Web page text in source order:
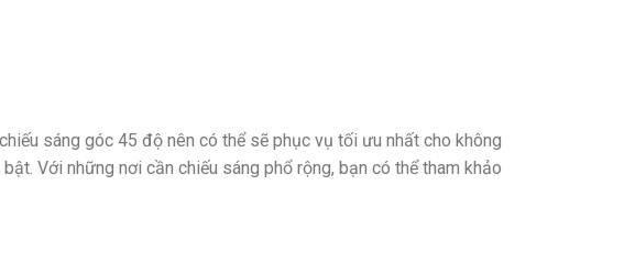
sáng góc 45 độ nên có thể sẽ phục vụ tối ưu nhất cho không
Với những nơi cần chiếu sáng phổ rộng, bạn có thể tham khảo